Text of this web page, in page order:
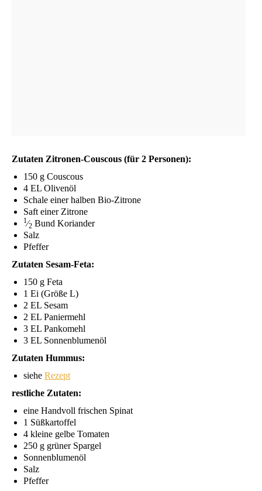
Zuta­ten Zitro­nen-Cous­cous (für 2 Personen):
150 g Couscous
4 EL Olivenöl
Scha­le einer hal­ben Bio-Zitrone
Saft einer Zitrone
1⁄2 Bund Koriander
Salz
Pfef­fer
Zuta­ten Sesam-Feta:
150 g Feta
1 Ei (Grö­ße L)
2 EL Sesam
2 EL Paniermehl
3 EL Pankomehl
3 EL Sonnenblumenöl
Zuta­ten Hummus:
sie­he Rezept
rest­li­che Zutaten:
eine Hand­voll fri­schen Spinat
1 Süß­kar­tof­fel
4 klei­ne gel­be Tomaten
250 g grü­ner Spargel
Son­nen­blu­men­öl
Salz
Pfef­fer